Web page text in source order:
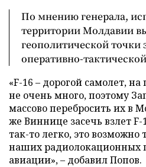
По мнению генерала,
территории Молдавии
геополитической точки
оперативно-
«F-16 – дорогой самолет,
не очень много, поэтому
массово перебросить их в
же Виннице засечь взлет
так-то легко, это возможно
наших радиолокационных
авиации», – добавил Попов.